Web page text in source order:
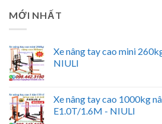
MỚI NHẤT
Xe nâng tay cao mini
NIULI
Xe nâng tay cao 1000kg
E1.0T/1.6M - NIULI